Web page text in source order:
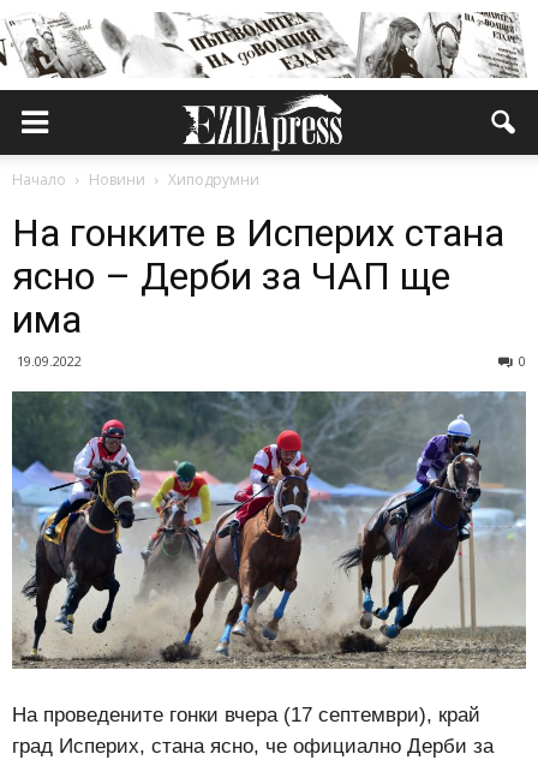
Начало Новини Хиподрумни
На гонките в Исперих стана
ясно – Дерби за ЧАП ще
има
19.09.2022 0
На проведените гонки вчера (17 септември), край
град Исперих, стана ясно, че официално Дерби за